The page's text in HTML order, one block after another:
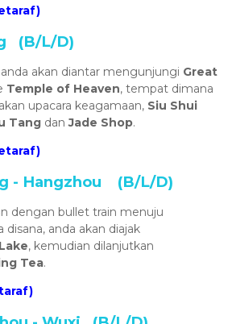
(B/L/D)
akan diantar mengunjungi Great
Temple of Heaven, tempat dimana
upacara keagamaan, Siu Shui
Tang danJade Shop.
- Hangzhou (B/L/D)
dengan bullet train menuju
disana, anda akan diajak
, kemudian dilanjutkan
Tea.